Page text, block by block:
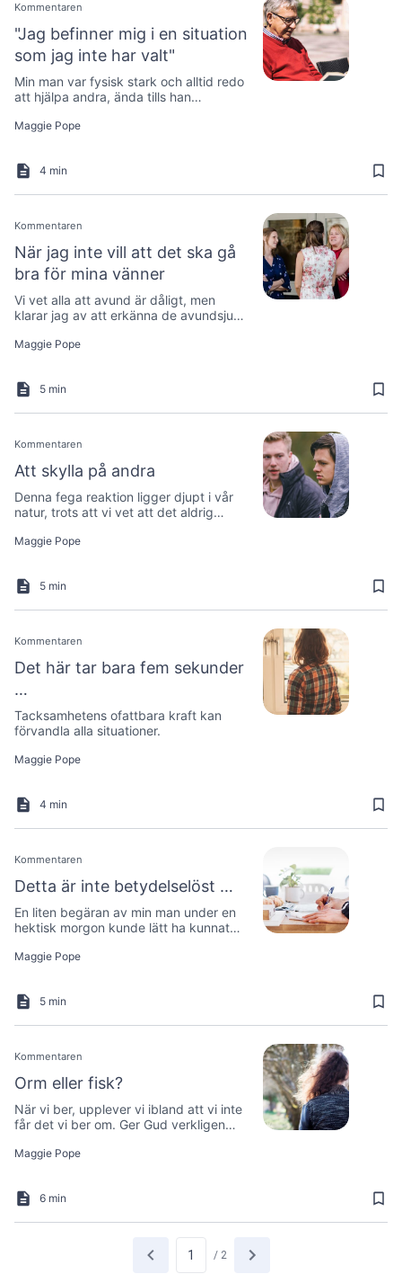
Kommentaren
"Jag befinner mig i en situation
som jag inte har valt"
Min man var fysisk stark och alltid redo
att hjälpa andra, ända tills han
Maggie Pope
4 min
Kommentaren
När jag inte vill att det ska gå
bra för mina vänner
Vi vet alla att avund är dåligt, men
klarar jag av att erkänna de avundsjuka
jämföra mig själv med mina vänner?
Maggie Pope
5 min
Kommentaren
Att skylla på andra
Denna fega reaktion ligger djupt i vår
natur, trots att vi vet att det aldrig
Maggie Pope
5 min
Kommentaren
Det här tar bara fem sekunder
…
Tacksamhetens ofattbara kraft kan
förvandla alla situationer.
Maggie Pope
4 min
Kommentaren
Detta är inte betydelselöst …
En liten begäran av min man under en
hektisk morgon kunde lätt ha kunnat
Maggie Pope
5 min
Kommentaren
Orm eller fisk?
När vi ber, upplever vi ibland att vi inte
får det vi ber om. Ger Gud verkligen
Maggie Pope
6 min
/ 2